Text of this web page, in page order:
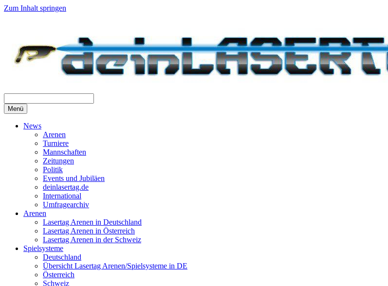
Zum Inhalt springen
Menü
News
Arenen
Turniere
Mannschaften
Zeitungen
Politik
Events und Jubiläen
deinlasertag.de
International
Umfragearchiv
Arenen
Lasertag Arenen in Deutschland
Lasertag Arenen in Österreich
Lasertag Arenen in der Schweiz
Spielsysteme
Deutschland
Übersicht Lasertag Arenen/Spielsysteme in DE
Österreich
Schweiz